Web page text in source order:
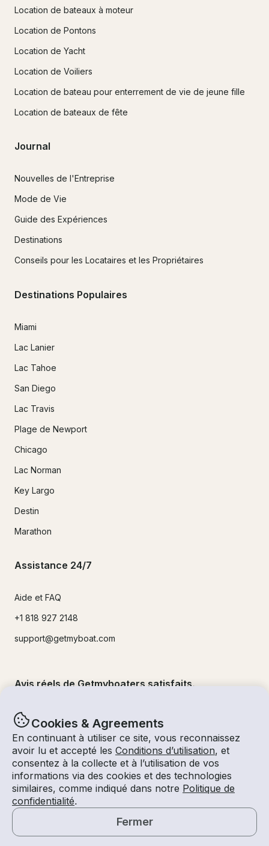
Cookies & Agreements
En continuant à utiliser ce site, vous reconnaissez
avoir lu et accepté les Conditions d’utilisation, et
consentez à la collecte et à l’utilisation de vos
informations via des cookies et des technologies
similaires, comme indiqué dans notre Politique de
confidentialité.
Fermer
Location de bateaux à moteur
Location de Pontons
Location de Yacht
Location de Voiliers
Location de bateau pour enterrement de vie de jeune fille
Location de bateaux de fête
Journal
Nouvelles de l'Entreprise
Mode de Vie
Guide des Expériences
Destinations
Conseils pour les Locataires et les Propriétaires
Destinations Populaires
Miami
Lac Lanier
Lac Tahoe
San Diego
Lac Travis
Plage de Newport
Chicago
Lac Norman
Key Largo
Destin
Marathon
Assistance 24/7
Aide et FAQ
+1 818 927 2148
support@getmyboat.com
Avis réels de Getmyboaters satisfaits.
© Getmyboat 2026TermesConfidentialité